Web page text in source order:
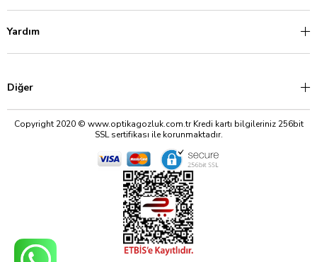
Yardım
Diğer
Copyright 2020 © www.optikagozluk.com.tr Kredi kartı bilgileriniz 256bit
SSL sertifikası ile korunmaktadır.